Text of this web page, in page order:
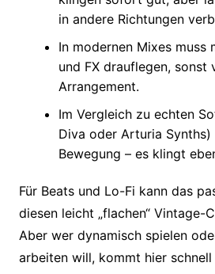
in andere Richtungen
In modernen Mixes muss
und FX drauflegen, sonst
Arrangement.
Im Vergleich zu echten
Diva oder Arturia
Bewegung – es klingt
Für Beats und Lo-Fi kann das
diesen leicht „flachen“ Vintage-
Aber wer dynamisch spielen
arbeiten will, kommt hier schnell